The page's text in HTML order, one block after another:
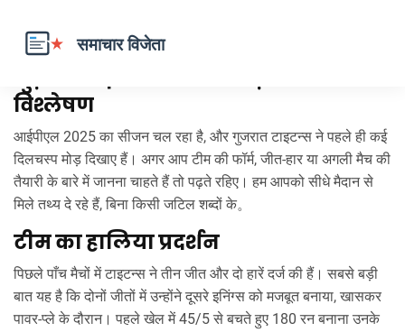
गुज़रात टाइटन्स – सबसे ताज़ा खबरें और
विश्लेषण
आईपीएल 2025 का सीजन चल रहा है, और गुजरात टाइटन्स ने पहले ही कई
दिलचस्प मोड़ दिखाए हैं। अगर आप टीम की फॉर्म, जीत‑हार या अगली मैच की
तैयारी के बारे में जानना चाहते हैं तो पढ़ते रहिए। हम आपको सीधे मैदान से
मिले तथ्य दे रहे हैं, बिना किसी जटिल शब्दों के。
टीम का हालिया प्रदर्शन
पिछले पाँच मैचों में टाइटन्स ने तीन जीत और दो हारें दर्ज की हैं। सबसे बड़ी
बात यह है कि दोनों जीतों में उन्होंने दूसरे इनिंग्स को मजबूत बनाया, खासकर
पावर‑प्ले के दौरान। पहले खेल में 45/5 से बचते हुए 180 रन बनाना उनके